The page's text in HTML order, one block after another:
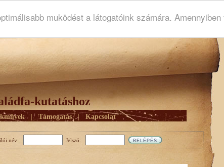
muködést a látogatóink számára.
kutatáshoz
| Támogatás | Kapcsolat
név: Jelszó: